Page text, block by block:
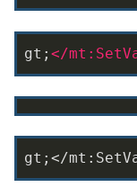
gt; </
gt;</